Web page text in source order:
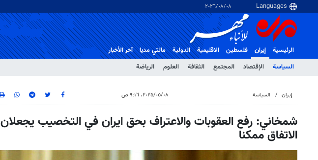
٠٨‏/٠٨‏/٢٠٢٦
الرئيسية
إيران
السياسة
الإقتصاد المجتمع الثقافة العلوم الرياضة
فلسطین الاقلیمیة الدولية مالتي مدیا آخر الأخبار
إيران السياسة ٠٨‏/٠٥‏/٢٠٢٥، ٩:١٦ ص
شمخاني: رفع العقوبات والاعتراف بحق ايران في التخصيب يجعلان
الاتفاق ممكنا